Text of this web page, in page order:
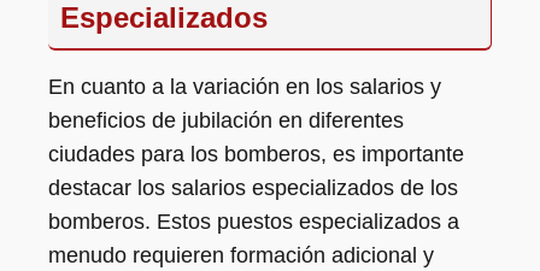
Especializados
En cuanto a la variación en los salarios y
beneficios de jubilación en diferentes
ciudades para los bomberos, es importante
destacar los salarios especializados de los
bomberos. Estos puestos especializados a
menudo requieren formación adicional y